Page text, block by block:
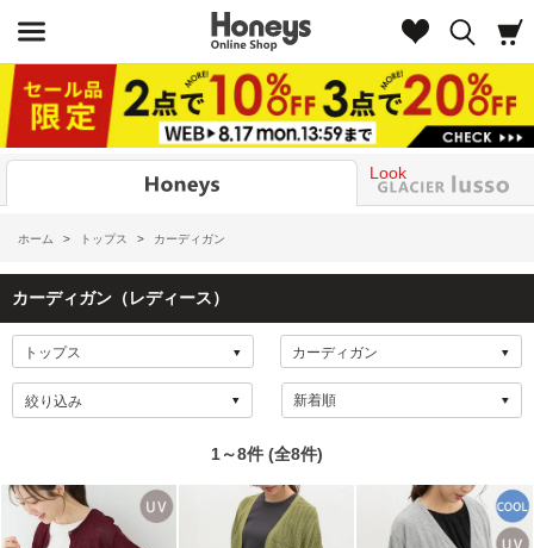
Look
ホーム > トップス > カーディガン
カーディガン（レディース）
絞り込み
1～8件 (全8件)